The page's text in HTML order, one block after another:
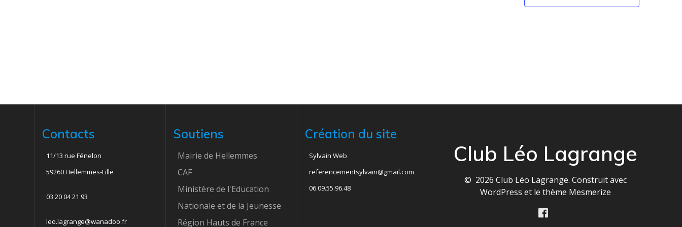
n
e
m
e
n
t
Contacts
11/13 rue Fénelon
59260 Hellemmes-Lille
03 20 04 21 93
leo.lagrange@wanadoo.fr
Soutiens
Mairie de Hellemmes
CAF
Ministère de l'Education
Nationale et de la Jeunesse
Région Hauts de France
Création du site
Sylvain Web
referencementsylvain@gmail.com
06.09.55.96.48
Club Léo Lagrange
© 2026 Club Léo Lagrange. Construit avec
WordPress et lethème Mesmerize